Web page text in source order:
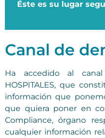
Éste es su lugar
Canal de
Ha accedido al
HOSPITALES, que
información que
que quiera poner en
Compliance, órgano
cualquier información